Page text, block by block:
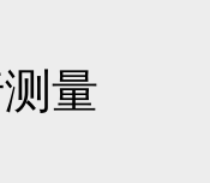
量